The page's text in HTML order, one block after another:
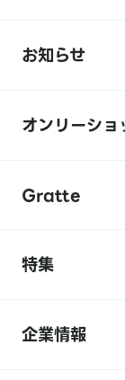
お知らせ
オンリーショ
Gratte
特集
企業情報